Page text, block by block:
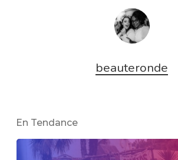
beauteronde
En Tendance